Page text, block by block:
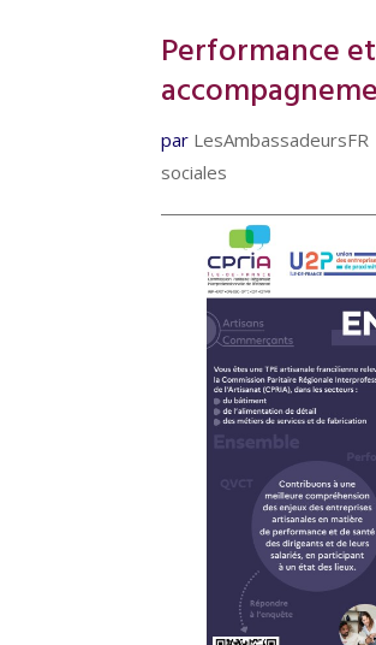
Performance
par LesAmbassadeursFR
sociales